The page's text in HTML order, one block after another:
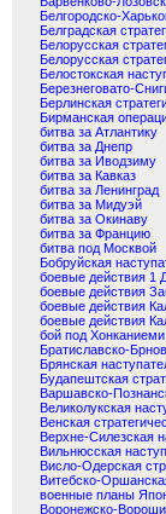
Белгородско-
Белградская
Белорусская
Белорусская
Белостокская
Березнеговато-
Берлинская
Бирманская
битва за Атлантику
битва за Днепр
битва за Иводзиму
битва за Кавказ
битва за Ленинград
битва за Мидуэй
битва за Окинаву
битва за Францию
битва под Москвой
Бобруйская
боевые действия 1
боевые действия
боевые действия
боевые действия
бой под Хонканиеми
Братиславско-
Брянская
Будапештская
Варшавско-
Великолукская
Венская
Верхне-Силезская
Вильнюсская
Висло-Одерская
Витебско-
военные планы
Воронежско-